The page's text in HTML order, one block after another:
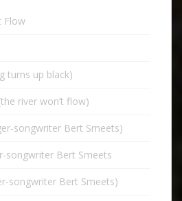
Flow
turns up black)
river won’t flow)
songwriter Bert Smeets)
songwriter Bert Smeets
songwriter Bert Smeets)